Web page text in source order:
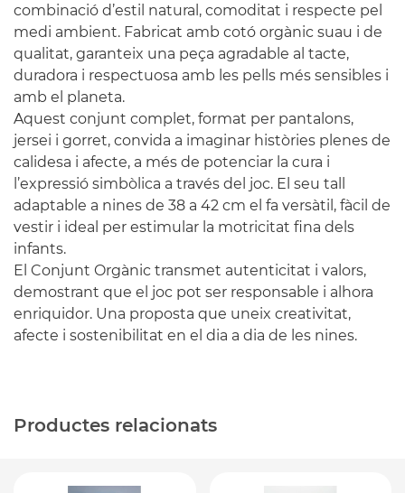
combinació d’estil natural, comoditat i respecte pel
medi ambient. Fabricat amb cotó orgànic suau i de
qualitat, garanteix una peça agradable al tacte,
duradora i respectuosa amb les pells més sensibles i
amb el planeta.
Aquest conjunt complet, format per pantalons,
jersei i gorret, convida a imaginar històries plenes de
calidesa i afecte, a més de potenciar la cura i
l’expressió simbòlica a través del joc. El seu tall
adaptable a nines de 38 a 42 cm el fa versàtil, fàcil de
vestir i ideal per estimular la motricitat fina dels
infants.
El Conjunt Orgànic transmet autenticitat i valors,
demostrant que el joc pot ser responsable i alhora
enriquidor. Una proposta que uneix creativitat,
afecte i sostenibilitat en el dia a dia de les nines.
Productes relacionats